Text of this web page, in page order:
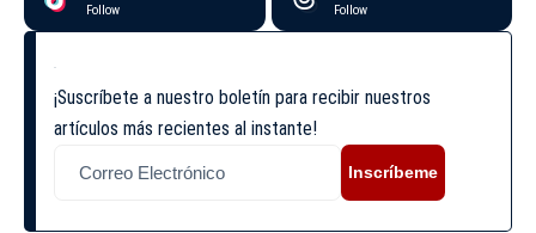
Follow Follow
¡Suscríbete a nuestro boletín para recibir nuestros
artículos más recientes al instante!
Inscríbeme